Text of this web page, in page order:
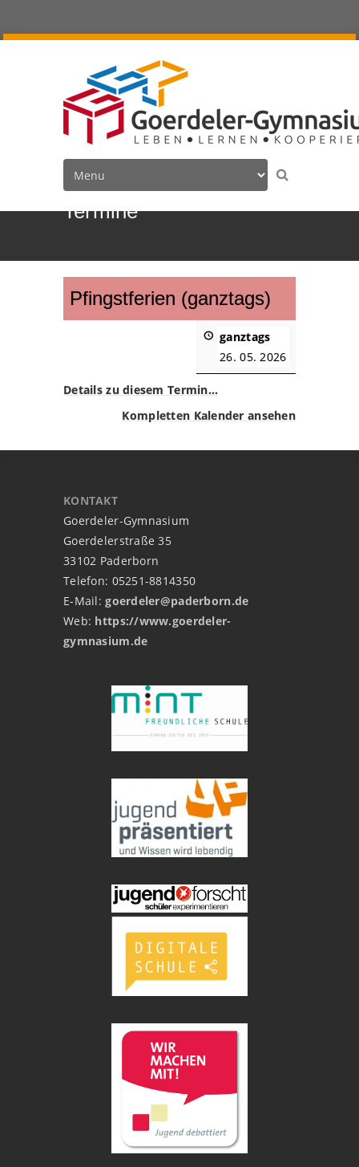
Termine
Pfingstferien (ganztags)
ganztags
26. 05. 2026
Details zu diesem Termin…
Kompletten Kalender ansehen
KONTAKT
Goerdeler-Gymnasium
Goerdelerstraße 35
33102 Paderborn
Telefon: 05251-8814350
E-Mail:goerdeler@paderborn.de
Web: https://www.goerdeler-
gymnasium.de